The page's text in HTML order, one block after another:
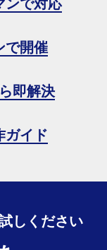
ンで対応
で開催
即解決
ガイド
しください